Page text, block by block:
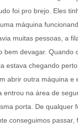
foi pro brejo. Eles
máquina
muitas pessoas, a
bem devagar. Quando
estava chegando
abrir outra máquina e
entrou na área de
porta. De qualquer
conseguimos passar,